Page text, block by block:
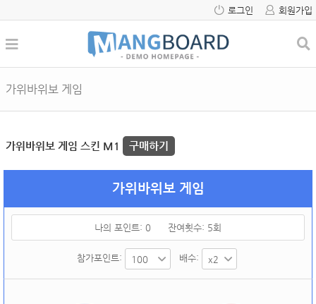
로그인 회원가입
가위바위보 게임
가위바위보 게임 스킨 M1 구매하기
가위바위보 게임
나의 포인트: 0 잔여횟수: 5회
참가포인트: 배수: